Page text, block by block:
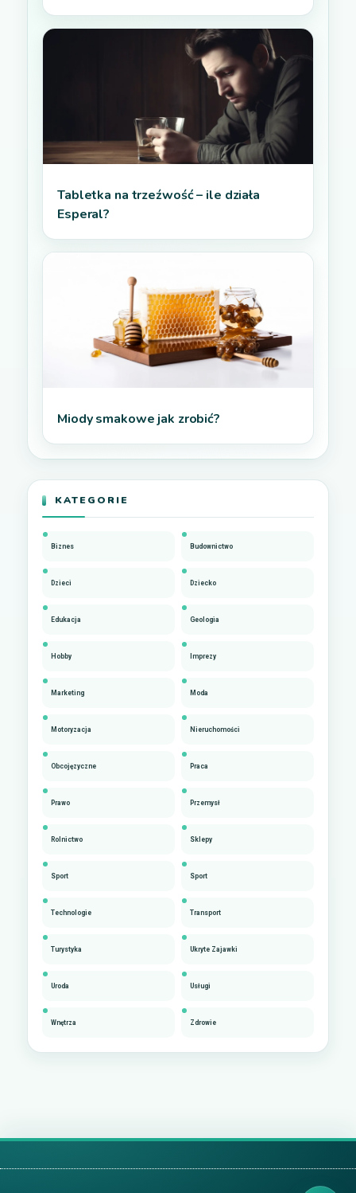
Tabletka na trzeźwość – ile działa
Esperal?
Miody smakowe jak zrobić?
KATEGORIE
Biznes Budownictwo
Dzieci Dziecko
Edukacja Geologia
Hobby Imprezy
Marketing Moda
Motoryzacja Nieruchomości
Obcojęzyczne Praca
Prawo Przemysł
Rolnictwo Sklepy
Sport Sport
Technologie Transport
Turystyka Ukryte Zajawki
Uroda Usługi
Wnętrza Zdrowie